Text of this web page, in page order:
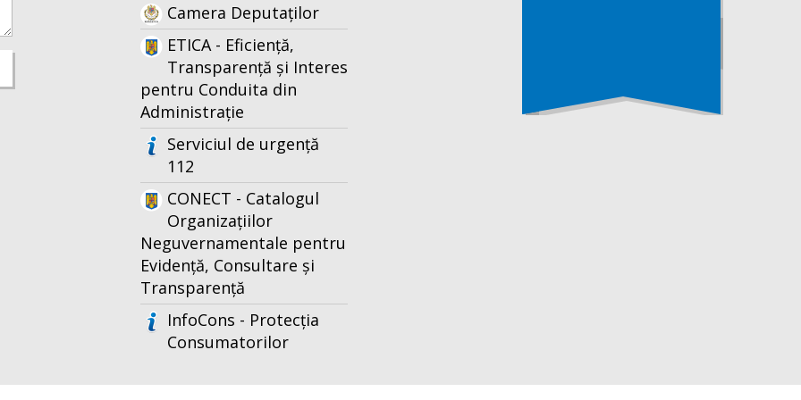
Camera Deputaților
ETICA - Eficiență,
Transparență și Interes
pentru Conduita din
Administrație
Serviciul de urgență
112
CONECT - Catalogul
Organizațiilor
Neguvernamentale pentru
Evidență, Consultare și
Transparență
InfoCons - Protecția
Consumatorilor